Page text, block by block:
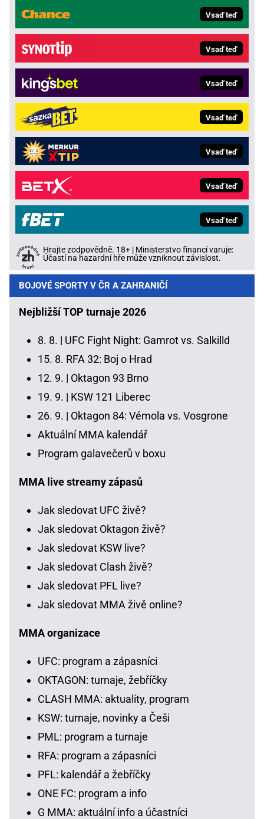
Vsaď teď
Vsaď teď
Vsaď teď
Vsaď teď
Vsaď teď
Vsaď teď
Vsaď teď
Hrajte zodpovědně. 18+ | Ministerstvo financí varuje:
Účastí na hazardní hře může vzniknout závislost.
BOJOVÉ SPORTY V ČR A ZAHRANIČÍ
Nejbližší TOP turnaje 2026
8. 8. | UFC Fight Night: Gamrot vs. Salkilld
15. 8. RFA 32: Boj o Hrad
12. 9. | Oktagon 93 Brno
19. 9. | KSW 121 Liberec
26. 9. | Oktagon 84: Vémola vs. Vosgrone
Aktuální MMA kalendář
Program galavečerů v boxu
MMA live streamy zápasů
Jak sledovat UFC živě?
Jak sledovat Oktagon živě?
Jak sledovat KSW live?
Jak sledovat Clash živě?
Jak sledovat PFL live?
Jak sledovat MMA živě online?
MMA organizace
UFC: program a zápasníci
OKTAGON: turnaje, žebříčky
CLASH MMA: aktuality, program
KSW: turnaje, novinky a Češi
PML: program a turnaje
RFA: program a zápasníci
PFL: kalendář a žebříčky
ONE FC: program a info
G MMA: aktuální info a účastníci